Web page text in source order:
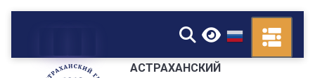
▼
АСТРАХАНСКИЙ